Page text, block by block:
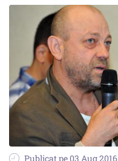
Publicat pe 03 Aug 2016